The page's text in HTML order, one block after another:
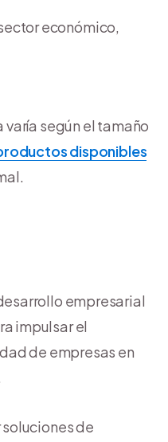
económico,
varía según el tamaño
disponibles
empresarial
impulsar el
de empresas en
de